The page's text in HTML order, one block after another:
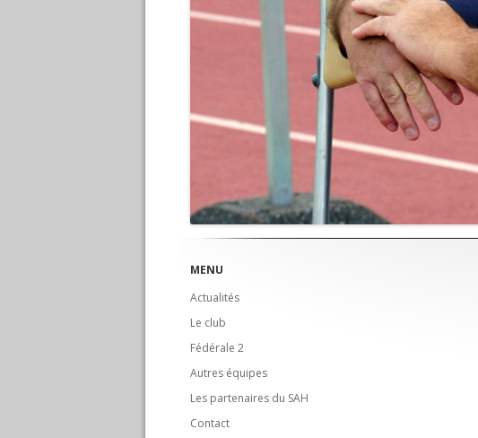
MENU
Actualités
Le club
Fédérale 2
Autres équipes
Les partenaires du SAH
Contact